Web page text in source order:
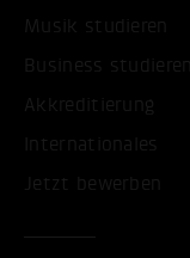
Musik studieren
Business studieren
Akkreditierung
Internationales
Jetzt bewerben